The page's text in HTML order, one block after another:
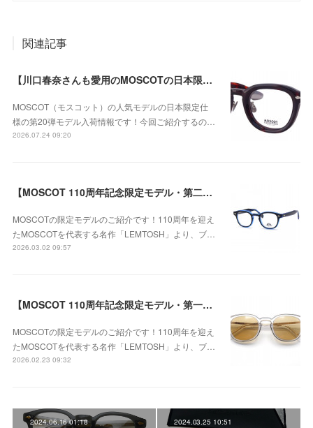
関連記事
【川口春奈さんも愛用のMOSCOTの日本限定仕様・第20弾モデル】MOSCOT（モスコット） DAHVEN（ダーベン） 日本限定モデル第20弾 47サイズが再入荷！
MOSCOT（モスコット）の人気モデルの日本限定仕
様の第20弾モデル入荷情報です！今回ご紹介するの…
2026.07.24 09:20
【MOSCOT 110周年記念限定モデル・第二弾】MOSCOT(モスコット) LEMTOSH（レムトッシュ） COL.110 BLUE LE 110周年記念限定モデル 46サイズのご紹介！
MOSCOTの限定モデルのご紹介です！110周年を迎え
たMOSCOTを代表する名作「LEMTOSH」より、ブ…
2026.03.02 09:57
【MOSCOT 110周年記念限定モデル・第一弾】MOSCOT(モスコット) LEMTOSH（レムトッシュ） COL.110 CRYSTAL/GOLD LE -GOLD AMBERのご紹介！
MOSCOTの限定モデルのご紹介です！110周年を迎え
たMOSCOTを代表する名作「LEMTOSH」より、ブ…
2026.02.23 09:32
2024.06.16 01:18 2024.03.25 10:51